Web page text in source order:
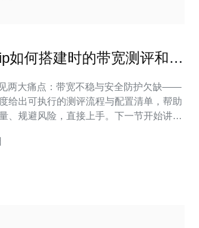
如何搭建时的带宽测评和安
两大痛点：带宽不稳与安全防护欠缺——
给出可执行的测评流程与配置清单，帮助
、规避风险，直接上手。下一节开始讲带
值吞吐、持续带宽与抖动丢包三项指标，